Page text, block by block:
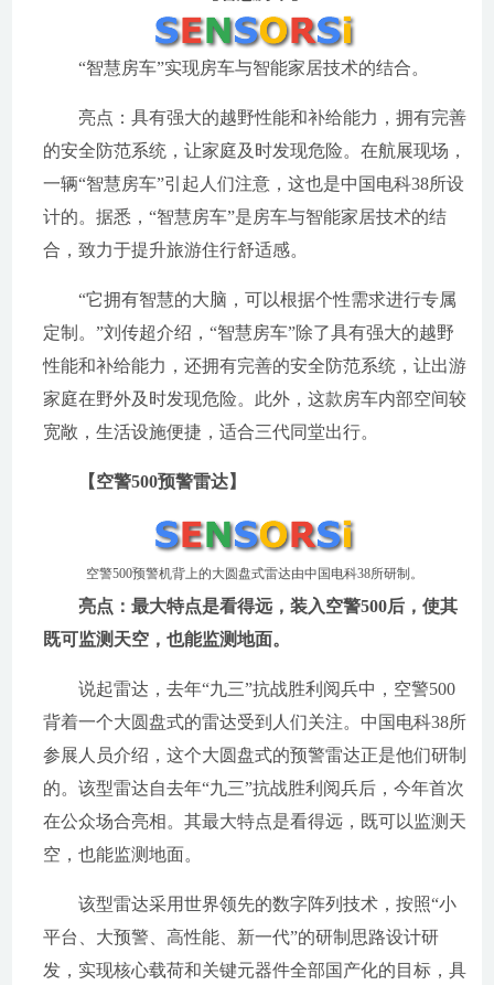
“智慧房车”实现房车与智能家居技术的结合。
亮点：具有强大的越野性能和补给能力，拥有完善
的安全防范系统，让家庭及时发现危险。在航展现场，
一辆“智慧房车”引起人们注意，这也是中国电科38所设
计的。据悉，“智慧房车”是房车与智能家居技术的结
合，致力于提升旅游住行舒适感。
“它拥有智慧的大脑，可以根据个性需求进行专属
定制。”刘传超介绍，“智慧房车”除了具有强大的越野
性能和补给能力，还拥有完善的安全防范系统，让出游
家庭在野外及时发现危险。此外，这款房车内部空间较
宽敞，生活设施便捷，适合三代同堂出行。
【空警500预警雷达】
空警500预警机背上的大圆盘式雷达由中国电科38所研制。
亮点：最大特点是看得远，装入空警500后，使其
既可监测天空，也能监测地面。
说起雷达，去年“九三”抗战胜利阅兵中，空警500
背着一个大圆盘式的雷达受到人们关注。中国电科38所
参展人员介绍，这个大圆盘式的预警雷达正是他们研制
的。该型雷达自去年“九三”抗战胜利阅兵后，今年首次
在公众场合亮相。其最大特点是看得远，既可以监测天
空，也能监测地面。
该型雷达采用世界领先的数字阵列技术，按照“小
平台、大预警、高性能、新一代”的研制思路设计研
发，实现核心载荷和关键元器件全部国产化的目标，具